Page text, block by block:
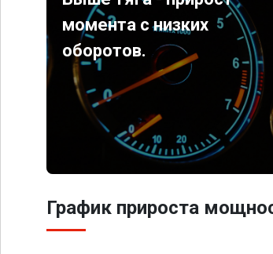
момента с низких
оборотов.
График прироста